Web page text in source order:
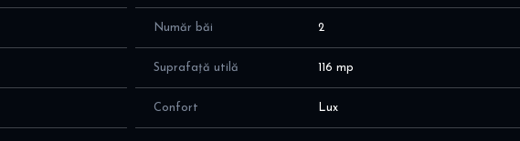
Număr băi 2
Suprafață utilă 116 mp
Confort Lux